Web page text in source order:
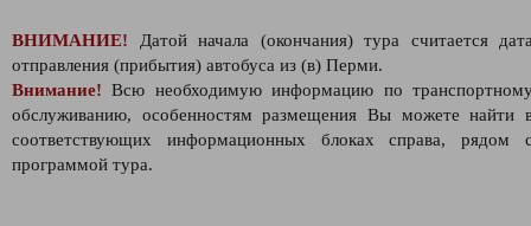
ВНИМАНИЕ! Датой начала (окончания) тура считается
отправления (прибытия) автобуса из (в) Перми.
Внимание! Всю необходимую информацию по
обслуживанию, особенностям размещения Вы можете найти
соответствующих информационных блоках справа, рядом
программой тура.